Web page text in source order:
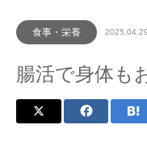
食事・栄養 2025.04.29
腸活で身体も